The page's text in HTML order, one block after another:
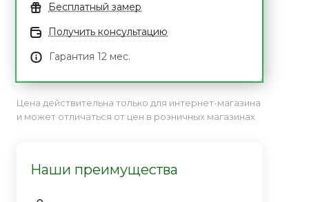
Бесплатный замер
Получить консультацию
Гарантия 12 мес.
Цена действительна только для интернет-магазина
и может отличаться от цен в розничных магазинах
Наши преимущества